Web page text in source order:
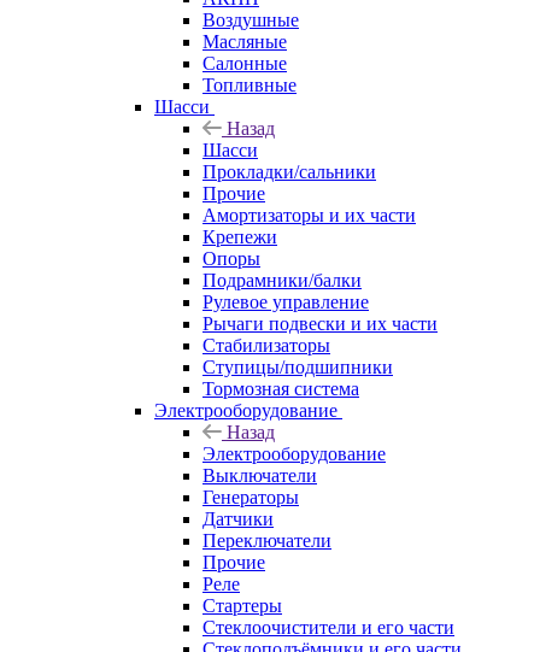
Воздушные
Масляные
Салонные
Топливные
Шасси
Назад
Шасси
Прокладки/сальники
Прочие
Амортизаторы и их части
Крепежи
Опоры
Подрамники/балки
Рулевое управление
Рычаги подвески и их части
Стабилизаторы
Ступицы/подшипники
Тормозная система
Электрооборудование
Назад
Электрооборудование
Выключатели
Генераторы
Датчики
Переключатели
Прочие
Реле
Стартеры
Стеклоочистители и его части